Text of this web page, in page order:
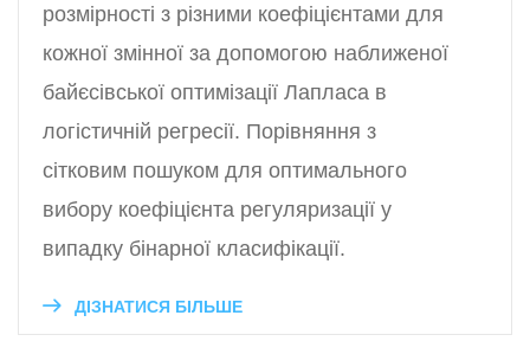
розмірності з різними коефіцієнтами для
кожної змінної за допомогою наближеної
байєсівської оптимізації Лапласа в
логістичній регресії. Порівняння з
сітковим пошуком для оптимального
вибору коефіцієнта регуляризації у
випадку бінарної класифікації.
ДІЗНАТИСЯ БІЛЬШЕ